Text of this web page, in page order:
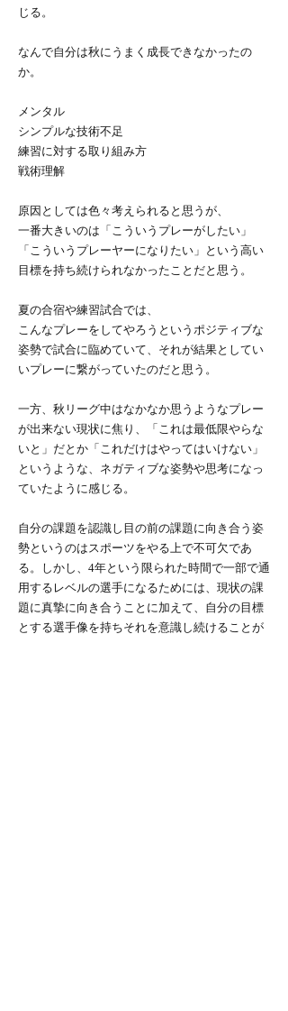
じる。
なんで自分は秋にうまく成長できなかったの
か。
メンタル
シンプルな技術不足
練習に対する取り組み方
戦術理解
原因としては色々考えられると思うが、
一番大きいのは「こういうプレーがしたい」
「こういうプレーヤーになりたい」という高い
目標を持ち続けられなかったことだと思う。
夏の合宿や練習試合では、
こんなプレーをしてやろうというポジティブな
姿勢で試合に臨めていて、それが結果としてい
いプレーに繋がっていたのだと思う。
一方、秋リーグ中はなかなか思うようなプレー
が出来ない現状に焦り、「これは最低限やらな
いと」だとか「これだけはやってはいけない」
というような、ネガティブな姿勢や思考になっ
ていたように感じる。
自分の課題を認識し目の前の課題に向き合う姿
勢というのはスポーツをやる上で不可欠であ
る。しかし、4年という限られた時間で一部で通
用するレベルの選手になるためには、現状の課
題に真摯に向き合うことに加えて、自分の目標
とする選手像を持ちそれを意識し続けることが